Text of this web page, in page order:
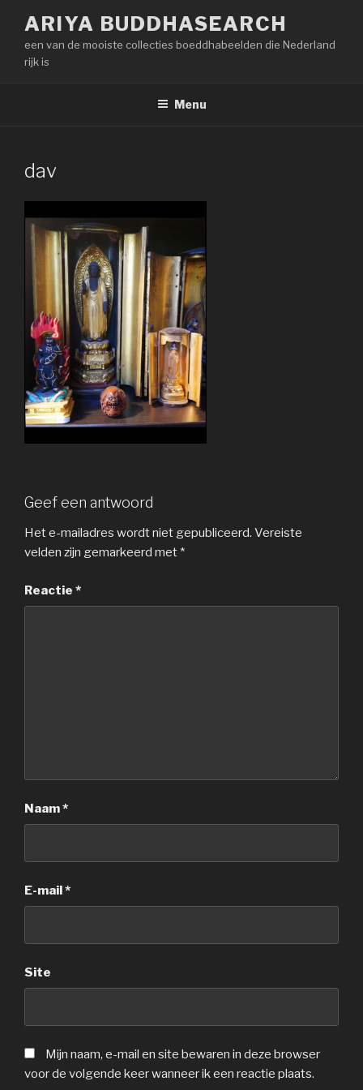
inhoud
springen
ARIYA BUDDHASEARCH
een van de mooiste collecties boeddhabeelden die Nederland
rijk is
Menu
dav
Geef een antwoord
Het e-mailadres wordt niet gepubliceerd. Vereiste
velden zijn gemarkeerd met *
Reactie *
Naam*
E-mail*
Site
Mijn naam, e-mail en site bewaren in deze browser
voor de volgende keer wanneer ik een reactie plaats.